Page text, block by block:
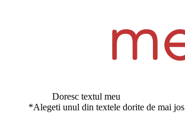
Doresc textul meu
*Alegeti unul din textele dorite de mai jos